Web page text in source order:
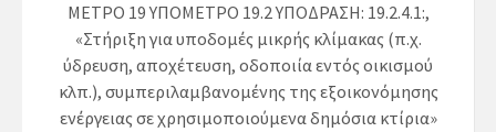
ΜΕΤΡΟ 19 ΥΠΟΜΕΤΡΟ 19.2ΥΠΟΔΡΑΣΗ: 19.2.4.1:,
«Στήριξη για υποδομές μικρής κλίμακας (π.χ.
ύδρευση, αποχέτευση, οδοποιία εντός οικισμού
κλπ.), συμπεριλαμβανομένης της εξοικονόμησης
ενέργειας σε χρησιμοποιούμενα δημόσια κτίρια»